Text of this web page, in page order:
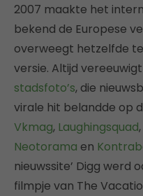
2007 maakte het
bekend de Europese
overweegt hetzelfde
versie. Altijd
stadsfoto’s, die
virale hit belandde op
Vkmag, Laughingsquad,
Neotorama en
nieuwssite’ Digg werd
filmpje van The